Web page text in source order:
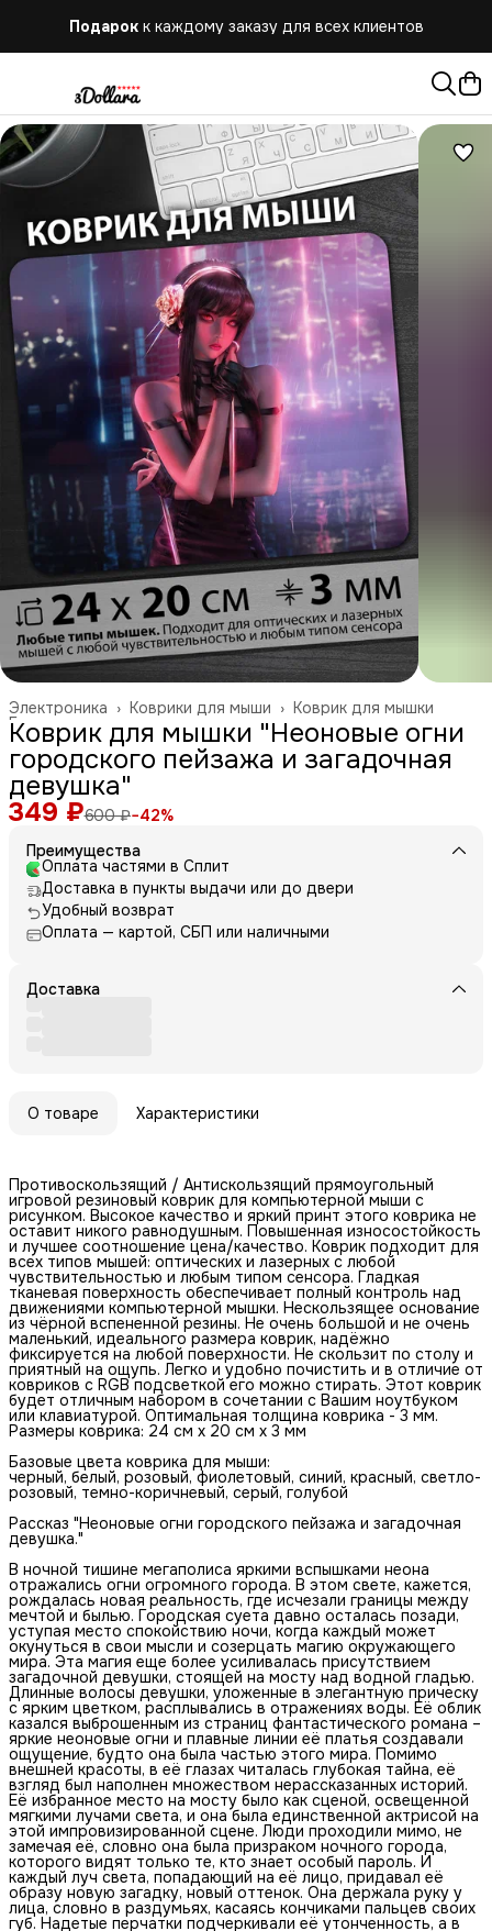
Подарок к каждому заказу для всех клиентов
доставка при заказе от 10.000 руб.
Коврик для мышки
Коврики для мыши ›
Электроника ›
Главная
Коврик для мышки "Неоновые огни
городского пейзажа и загадочная
девушка"
349 ₽600 ₽−42%
Преимущества
Оплата частями в Сплит
Доставка в пункты выдачи или до двери
Удобный возврат
Оплата — картой, СБП или наличными
Доставка
О товаре Характеристики
Противоскользящий / Антискользящий прямоугольный
игровой резиновый коврик для компьютерной мыши с
рисунком. Высокое качество и яркий принт этого коврика не
оставит никого равнодушным. Повышенная износостойкость
и лучшее соотношение цена/качество. Коврик подходит для
всех типов мышей: оптических и лазерных с любой
чувствительностью и любым типом сенсора. Гладкая
тканевая поверхность обеспечивает полный контроль над
движениями компьютерной мышки. Нескользящее основание
из чёрной вспененной резины. Не очень большой и не очень
маленький, идеального размера коврик, надёжно
фиксируется на любой поверхности. Не скользит по столу и
приятный на ощупь. Легко и удобно почистить и в отличие от
ковриков с RGB подсветкой его можно стирать. Этот коврик
будет отличным набором в сочетании с Вашим ноутбуком
или клавиатурой. Оптимальная толщина коврика - 3 мм.
Размеры коврика: 24 см x 20 см x 3 мм
Базовые цвета коврика для мыши:
черный, белый, розовый, фиолетовый, синий, красный, светло-
розовый, темно-коричневый, серый, голубой
Рассказ "Неоновые огни городского пейзажа и загадочная
девушка."
В ночной тишине мегаполиса яркими вспышками неона
отражались огни огромного города. В этом свете, кажется,
рождалась новая реальность, где исчезали границы между
мечтой и былью. Городская суета давно осталась позади,
уступая место спокойствию ночи, когда каждый может
окунуться в свои мысли и созерцать магию окружающего
мира. Эта магия еще более усиливалась присутствием
загадочной девушки, стоящей на мосту над водной гладью.
Длинные волосы девушки, уложенные в элегантную прическу
с ярким цветком, расплывались в отражениях воды. Её облик
казался выброшенным из страниц фантастического романа –
яркие неоновые огни и плавные линии её платья создавали
ощущение, будто она была частью этого мира. Помимо
внешней красоты, в её глазах читалась глубокая тайна, её
взгляд был наполнен множеством нерассказанных историй.
Её избранное место на мосту было как сценой, освещенной
мягкими лучами света, и она была единственной актрисой на
этой импровизированной сцене. Люди проходили мимо, не
замечая её, словно она была призраком ночного города,
которого видят только те, кто знает особый пароль. И
каждый луч света, попадающий на её лицо, придавал её
образу новую загадку, новый оттенок. Она держала руку у
лица, словно в раздумьях, касаясь кончиками пальцев своих
губ. Надетые перчатки подчеркивали её утонченность, а в